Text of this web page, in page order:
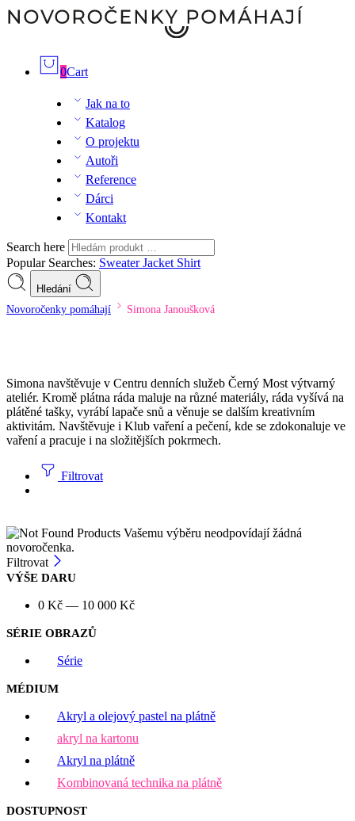
0Cart
Jak na to
Katalog
O projektu
Autoři
Reference
Dárci
Kontakt
Search here
Popular Searches: SweaterJacket Shirt
Hledání
Novoročenky pomáhají Simona Janoušková
Simona navštěvuje v Centru denních služeb Černý Most výtvarný
ateliér. Kromě plátna ráda maluje na různé materiály, ráda vyšívá na
plátěné tašky, vyrábí lapače snů a věnuje se dalším kreativním
aktivitám. Navštěvuje i Klub vaření a pečení, kde se zdokonaluje ve
vaření a pracuje i na složitějších pokrmech.
Filtrovat
Vašemu výběru neodpovídají žádná
novoročenka.
Filtrovat
VÝŠE DARU
0 Kč — 10 000 Kč
SÉRIE OBRAZŮ
Série
MÉDIUM
Akryl a olejový pastel na plátně
akryl na kartonu
Akryl na plátně
Kombinovaná technika na plátně
DOSTUPNOST